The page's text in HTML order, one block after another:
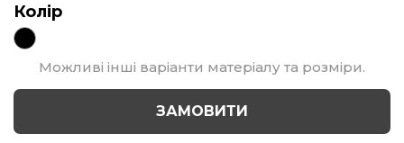
Колір
Можливі інші варіанти матеріалу та розміри.
ЗАМОВИТИ